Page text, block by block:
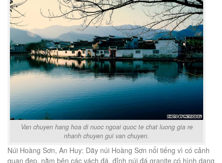
Van chuyen hang hoa di nuoc ngoai quoc te chat luong gia re
nhanh chuyen gui van chuyen.
Núi Hoàng Sơn, An Huy: Dãy núi Hoàng Sơn nổi tiếng vì có cảnh
quan đẹp, nằm bên các vách đá, đỉnh núi đá granite có hình dạng